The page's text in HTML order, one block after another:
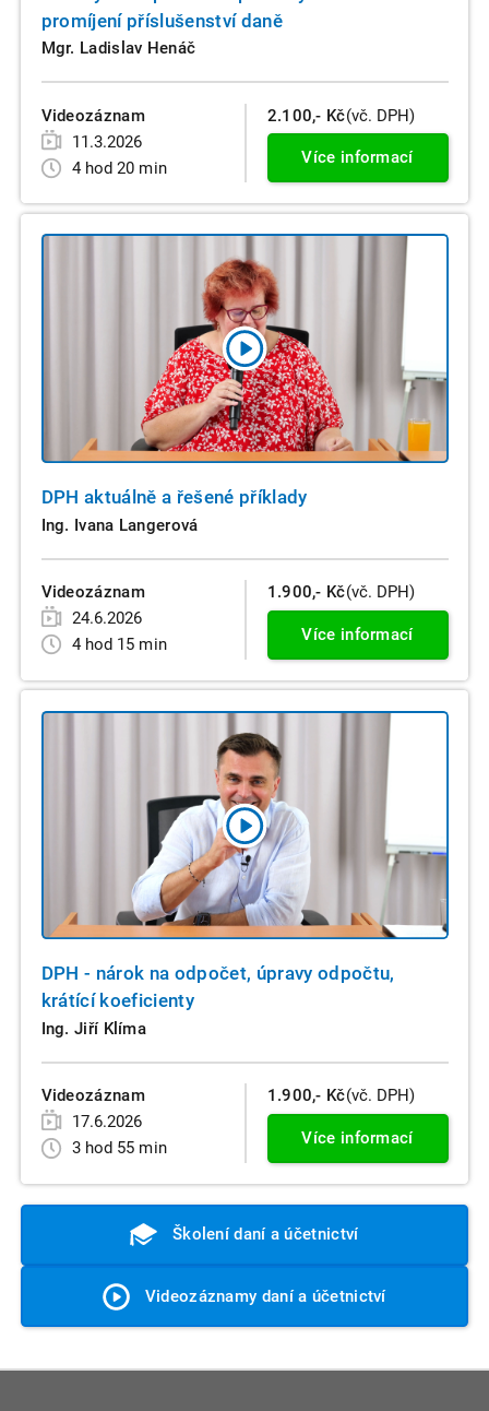
promíjení příslušenství daně
Mgr. Ladislav Henáč
Videozáznam
11.3.2026
4 hod 20 min
2.100,- Kč(vč. DPH)
Více informací
DPH aktuálně a řešené příklady
Ing. Ivana Langerová
Videozáznam
24.6.2026
4 hod 15 min
1.900,- Kč(vč. DPH)
Více informací
DPH - nárok na odpočet, úpravy odpočtu,
krátící koeficienty
Ing. Jiří Klíma
Videozáznam
17.6.2026
3 hod 55 min
1.900,- Kč(vč. DPH)
Více informací
Školení daní a účetnictví
Videozáznamy daní a účetnictví